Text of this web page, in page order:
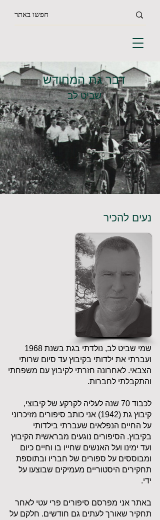
דבר גת המחודש
שביט לב
נעים להכיר
שמי שביט לב, נולדתי בגת בשנת 1968
ועברתי את ילדותי בקיבוץ עד סיום שרותי
הצבאי. לאחרונה חזרתי לקיבוץ עם משפחתי
והתקבלתי לחברות.
לכבוד 70 שנה לעליה לקרקע של קיבוצי,
קיבוץ גת (1942) אני כותב סיפורים מזיכרוני
על החיים הנפלאים שעברתי בילדותי
בקיבוץ. הסיפורים נוגעים מבראשית הקיבוץ
ועד ימינו ועל האנשים שחייו בו וחיים כיום
ומבוססים על ספורים של חבריו ובתוספת
תחקירים היסטוריים מעמיקים שבוצעו על
ידי.
באתר אני מפרסם סיפורים פרי עטי לאחר
תחקיר שאורך לעתים גם חודשים. חלקם על